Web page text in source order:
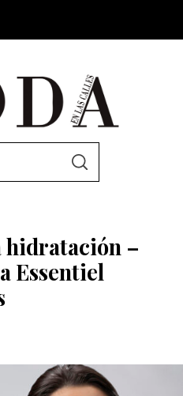
S
hidratación –
Essentiel